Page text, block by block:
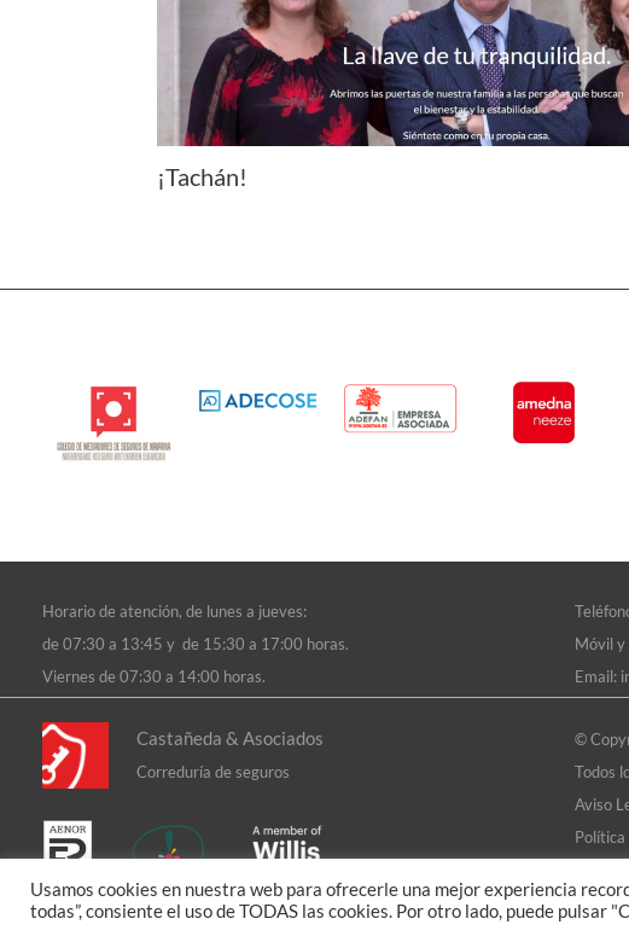
¡Tachán!
Horario de atención, de lunes a jueves:
de 07:30 a 13:45 y de 15:30 a 17:00 horas.
Viernes de 07:30 a 14:00 horas.
Móvil
Email:
Castañeda & Asociados
Correduría de seguros
©
Todos
Aviso
Política
Usamos cookies en nuestra web para ofrecerle una mejor experiencia
todas”, consiente el uso de TODAS las cookies. Por otro lado, puede